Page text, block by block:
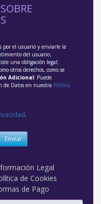
por el usuario y enviarle la
del usuario;
una obligación legal;
otros derechos, como se
Adicional: Puede
de Datos en nuestra Política
.
Enviar
Legal
de Cookies
de Pago